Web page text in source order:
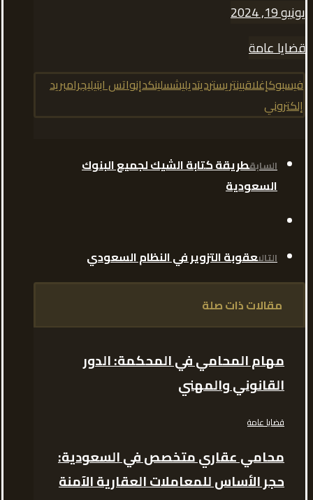
يونيو 19, 2024
قضايا عامة
فيسبوكإغلاقبينتريسترديتديليشسلينكدإنواتس ابتيليجرامبريد
إلكتروني
السابقطريقة كتابة الشيك لجميع البنوك
السعودية
التالىعقوبة التزوير في النظام السعودي
مقالات ذات صلة
مهام المحامي في المحكمة: الدور
القانوني والمهني
قضايا عامة
محامي عقاري متخصص في السعودية:
حجر الأساس للمعاملات العقارية الآمنة